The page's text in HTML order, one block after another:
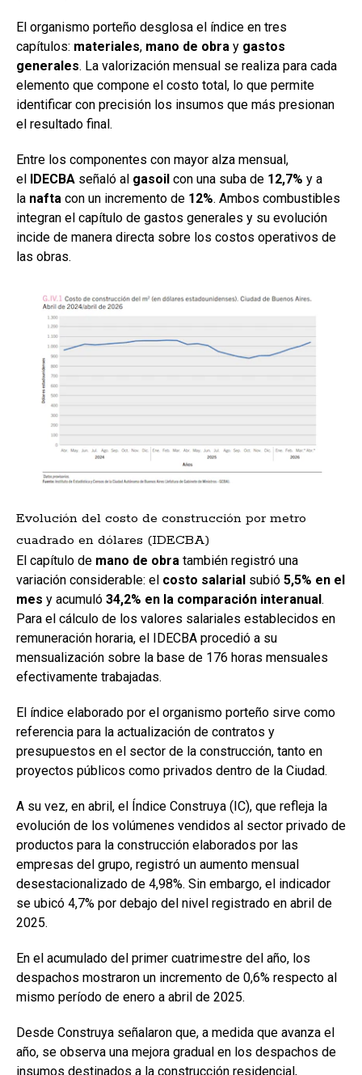
El organismo porteño desglosa el índice en tres
capítulos: materiales, mano de obra y gastos
generales. La valorización mensual se realiza para cada
elemento que compone el costo total, lo que permite
identificar con precisión los insumos que más presionan
el resultado final.
Entre los componentes con mayor alza mensual,
el IDECBA señaló al gasoil con una suba de 12,7% y a
la nafta con un incremento de 12%. Ambos combustibles
integran el capítulo de gastos generales y su evolución
incide de manera directa sobre los costos operativos de
las obras.
Evolución del costo de construcción por metro
cuadrado en dólares (IDECBA)
El capítulo de mano de obra también registró una
variación considerable: el costo salarial subió 5,5% en el
mes y acumuló 34,2% en la comparación interanual.
Para el cálculo de los valores salariales establecidos en
remuneración horaria, el IDECBA procedió a su
mensualización sobre la base de 176 horas mensuales
efectivamente trabajadas.
El índice elaborado por el organismo porteño sirve como
referencia para la actualización de contratos y
presupuestos en el sector de la construcción, tanto en
proyectos públicos como privados dentro de la Ciudad.
A su vez, en abril, el Índice Construya (IC), que refleja la
evolución de los volúmenes vendidos al sector privado de
productos para la construcción elaborados por las
empresas del grupo, registró un aumento mensual
desestacionalizado de 4,98%. Sin embargo, el indicador
se ubicó 4,7% por debajo del nivel registrado en abril de
2025.
En el acumulado del primer cuatrimestre del año, los
despachos mostraron un incremento de 0,6% respecto al
mismo período de enero a abril de 2025.
Desde Construya señalaron que, a medida que avanza el
año, se observa una mejora gradual en los despachos de
insumos destinados a la construcción residencial,